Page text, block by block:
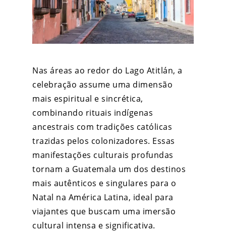
Nas áreas ao redor do Lago Atitlán, a
celebração assume uma dimensão
mais espiritual e sincrética,
combinando rituais indígenas
ancestrais com tradições católicas
trazidas pelos colonizadores. Essas
manifestações culturais profundas
tornam a Guatemala um dos destinos
mais autênticos e singulares para o
Natal na América Latina, ideal para
viajantes que buscam uma imersão
cultural intensa e significativa.